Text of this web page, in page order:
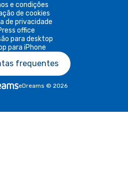
e condições
de cookies
de privacidade
office
para desktop
para iPhone
frequentes
eDreams © 2026